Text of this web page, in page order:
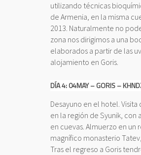
utilizando técnicas
de Armenia, en la misma
2013. Naturalmente no
zona nos dirigimos a una
elaborados a partir de las
alojamiento en Goris.
DÍA 4: 04MAY – GORIS –
Desayuno en el hotel.
en la región de Syunik,
en cuevas. Almuerzo en
magnífico monasterio
Tras el regreso a Goris